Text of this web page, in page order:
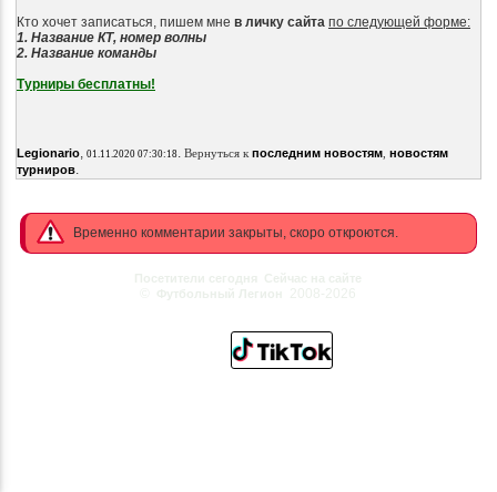
Кто хочет записаться, пишем мне в личку сайта по следующей форме:
1. Название КТ, номер волны
2. Название команды
Турниры бесплатны!
Legionario, 01.11.2020 07:30:18 . Вернуться к последним новостям, новостям
турниров.
Временно комментарии закрыты, скоро откроются.